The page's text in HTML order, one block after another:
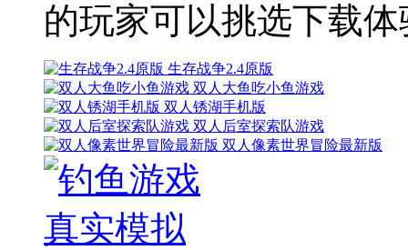
的玩家可以挑选下载体
生存战争2.4原版
双人大鱼吃小鱼游戏
双人锈湖手机版
双人后室探索队游戏
双人像素世界冒险最新版